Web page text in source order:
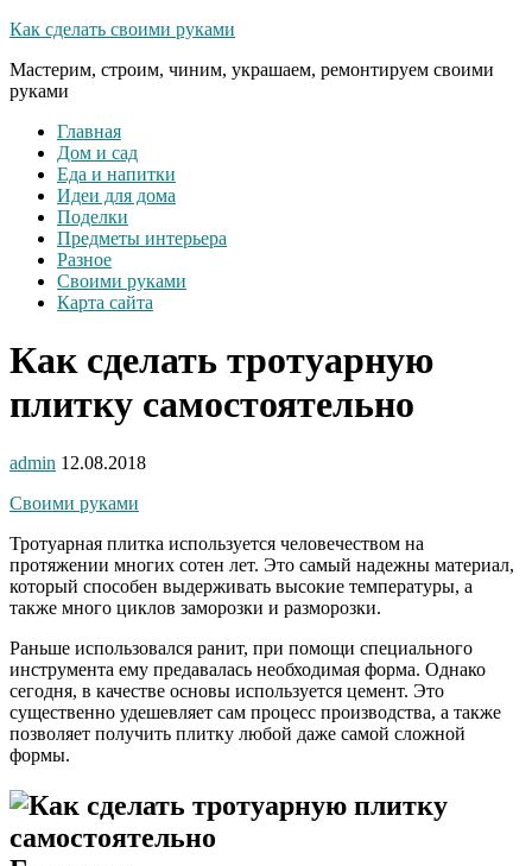
Как сделать своими руками
Мастерим, строим, чиним, украшаем, ремонтируем своими
руками
Главная
Дом и сад
Еда и напитки
Идеи для дома
Поделки
Предметы интерьера
Разное
Своими руками
Карта сайта
Как сделать тротуарную
плитку самостоятельно
admin 12.08.2018
Своими руками
Тротуарная плитка используется человечеством на
протяжении многих сотен лет. Это самый надежны материал,
который способен выдерживать высокие температуры, а
также много циклов заморозки и разморозки.
Раньше использовался ранит, при помощи специального
инструмента ему предавалась необходимая форма. Однако
сегодня, в качестве основы используется цемент. Это
существенно удешевляет сам процесс производства, а также
позволяет получить плитку любой даже самой сложной
формы.